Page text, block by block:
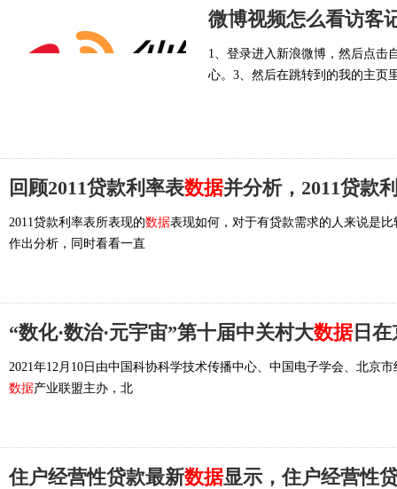
微博视频怎么看访客
1、登录进入新浪微博，然后点击
心。3、然后在跳转到的我的主页
回顾2011贷款利率表数据并分析，2011贷款
2011贷款利率表所表现的数据表现如何，对于有贷款需求的人来说是
作出分析，同时看看一直
“数化·数治·元宇宙”第十届中关村大数据日在
2021年12月10日由中国科协科学技术传播中心、中国电子学会、北京
数据产业联盟主办，北
住户经营性贷款最新数据显示，住户经营性